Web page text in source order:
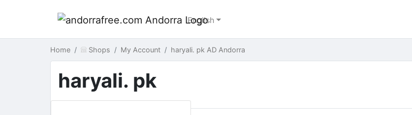
English
Home Shops My Account haryali. pk AD Andorra
haryali. pk